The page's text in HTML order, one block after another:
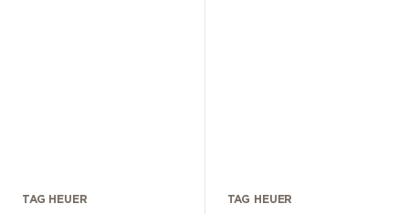
TAG HEUER TAG HEUER